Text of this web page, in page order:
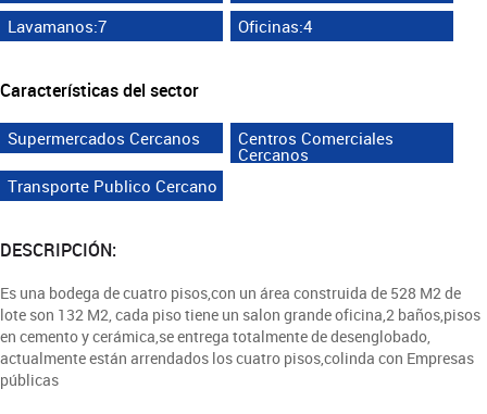
Lavamanos:7
Oficinas:4
Características del sector
Supermercados Cercanos Centros Comerciales
Cercanos
Transporte Publico Cercano
DESCRIPCIÓN:
Es una bodega de cuatro pisos,con un área construida de 528 M2 de
lote son 132 M2, cada piso tiene un salon grande oficina,2 baños,pisos
en cemento y cerámica,se entrega totalmente de desenglobado,
actualmente están arrendados los cuatro pisos,colinda con Empresas
públicas